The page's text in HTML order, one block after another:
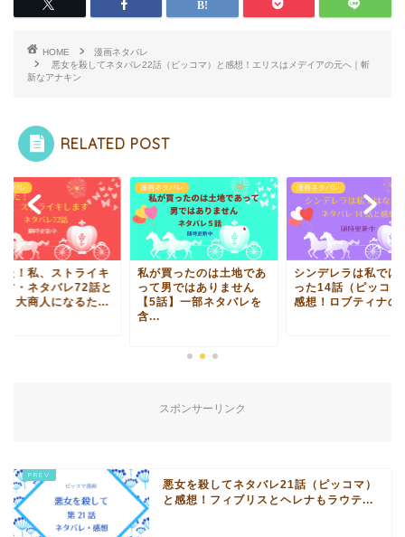
HOME
漫画ネタバレ
悪女を殺してネタバレ22話（ピッコマ）と感想！エリスはメデイアの元へ｜斬
新なアナキン
RELATED POST
タバレ
た！私、ストライキ
す・ネタバレ72話と
！大商人になるた...
漫画ネタバレ
私が買ったのは土地であ
って男ではありません
【5話】一部ネタバレを
含...
漫画ネタバレ
シンデレラは私では
った14話（ピッコマ
感想！ロブティナの
スポンサーリンク
悪女を殺してネタバレ21話（ピッコマ）
と感想！フィブリスとヘレナもラウテ...